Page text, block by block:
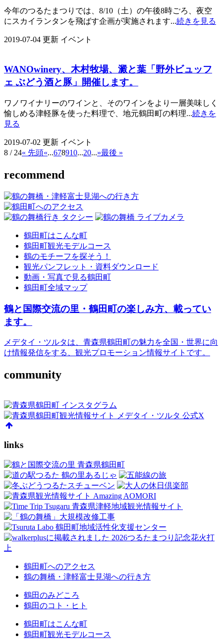
今年のつるたまつりでは、8/10（土）の午後8時ごろ、夜空
にスカイランタンを飛ばす企画が実施されます...続きを見る
2019-07-04 更新 イベント
WANOwinery、木村牧場、澱と葉「野外ビュッフ
ェ ぶどう酒と豚」開催します。
ワノワイナリーのワインと、そのワインをより一層美味しく
愉しめる津軽豚を使った料理で、地元鶴田町の料理...続きを
見る
2019-07-02 更新 イベント
8 / 24« 先頭«...678910...20...»最後 »
recommend
鶴田町はこんな町
鶴田町観光モデルコース
鶴のモチーフを探そう！
観光パンフレット・資料ダウンロード
動画・写真で見る鶴田町
鶴田町全域マップ
鶴と国際交流の里・鶴田町の楽しみ方、載ってい
ます。
メデタイ・ツルタは、青森県鶴田町の魅力を全国・世界に向
け情報発信をする、観光プロモーション情報サイトです。
community
links
鶴田町へのアクセス
鶴の舞橋・津軽富士見湖への行き方
鶴田のみどころ
鶴田のコト・ヒト
鶴田町はこんな町
鶴田町観光モデルコース